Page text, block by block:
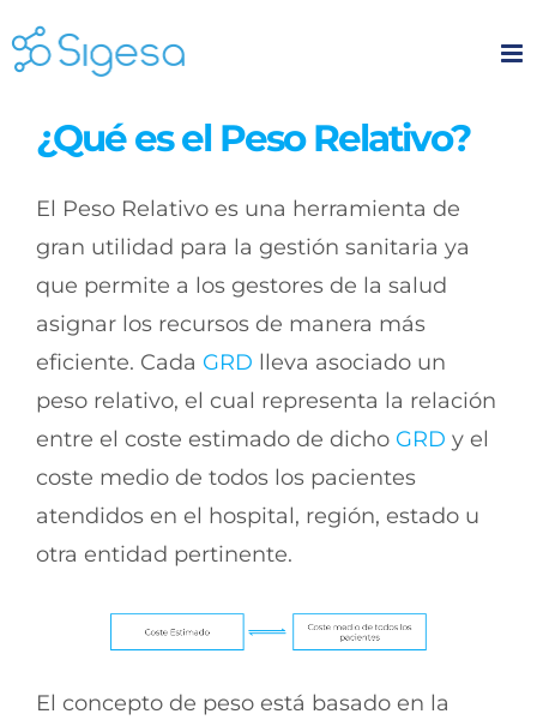
to
¿Qué es el Peso Relativo?
El Peso Relativo es una herramienta de
gran utilidad para la gestión sanitaria ya
que permite a los gestores de la salud
asignar los recursos de manera más
eficiente. Cada GRD lleva asociado un
peso relativo, el cual representa la relación
entre el coste estimado de dicho GRD y el
coste medio de todos los pacientes
atendidos en el hospital, región, estado u
otra entidad pertinente.
El concepto de peso está basado en la